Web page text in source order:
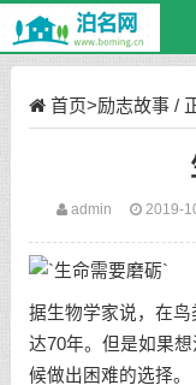
首页>励志故事/
admin 2019-
据生物学家说，在鸟
达70年。但是如果
候做出困难的选择。